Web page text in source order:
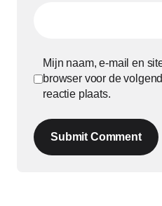
Mijn naam, e-mail en
browser voor de
reactie plaats.
Submit Comment